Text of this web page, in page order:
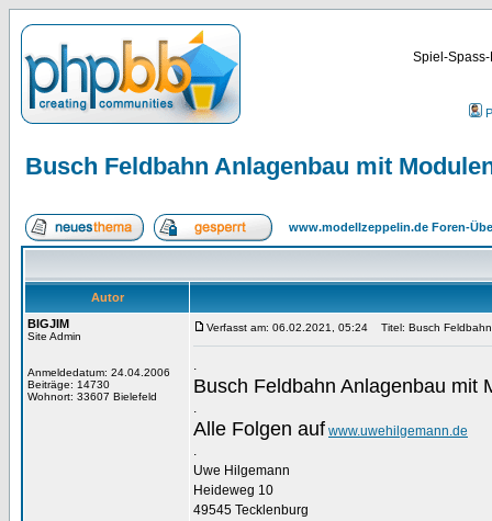
Spiel-
Busch Feldbahn Anlagenbau mit
www.modellzeppelin.de Foren-
Autor
BIGJIM
Site Admin
Anmeldedatum: 24.04.2006
Beiträge: 14730
Wohnort: 33607 Bielefeld
Verfasst am: 06.02.2021, 05:24 Titel: Busch
.
Busch Feldbahn Anlagenbau mit
.
Alle Folgen auf www.uwehilgemann.de
.
Uwe Hilgemann
Heideweg 10
49545 Tecklenburg